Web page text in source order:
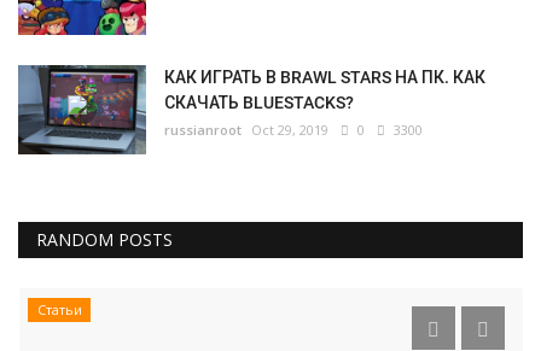
КАК ИГРАТЬ В BRAWL STARS НА ПК. КАК
СКАЧАТЬ BLUESTACKS?
russianroot Oct 29, 2019 0 3300
RANDOM POSTS
Статьи